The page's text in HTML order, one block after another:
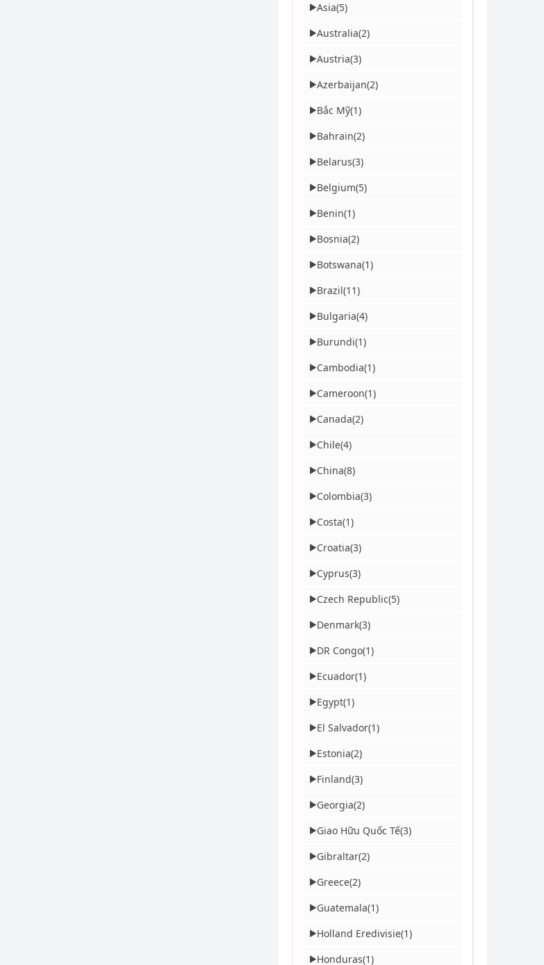
▶Asia(5)
▶Australia(2)
▶Austria(3)
▶Azerbaijan(2)
▶Bắc Mỹ(1)
▶Bahrain(2)
▶Belarus(3)
▶Belgium(5)
▶Benin(1)
▶Bosnia(2)
▶Botswana(1)
▶Brazil(11)
▶Bulgaria(4)
▶Burundi(1)
▶Cambodia(1)
▶Cameroon(1)
▶Canada(2)
▶Chile(4)
▶China(8)
▶Colombia(3)
▶Costa(1)
▶Croatia(3)
▶Cyprus(3)
▶Czech Republic(5)
▶Denmark(3)
▶DR Congo(1)
▶Ecuador(1)
▶Egypt(1)
▶El Salvador(1)
▶Estonia(2)
▶Finland(3)
▶Georgia(2)
▶Giao Hữu Quốc Tế(3)
▶Gibraltar(2)
▶Greece(2)
▶Guatemala(1)
▶Holland Eredivisie(1)
▶Honduras(1)